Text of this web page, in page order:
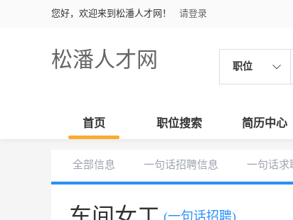
您好，欢迎来到松潘人才网！ 请登录
松潘人才网 职位
首页 职位搜索 简历中心
全部信息 一句话招聘信息 一句话求
(一句话招聘)